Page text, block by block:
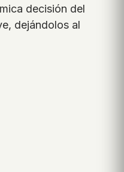
decisión del
dejándolos al